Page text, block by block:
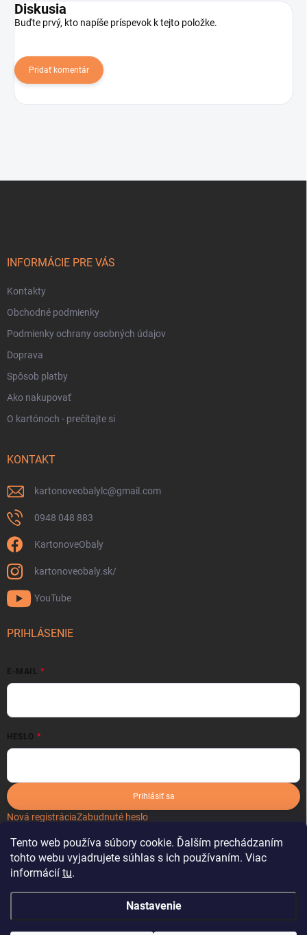
Tento web používa súbory cookie. Ďalším prechádzaním
tohto webu vyjadrujete súhlas s ich používaním. Viac
informácií tu.
Nastavenie
Diskusia
Buďte prvý, kto napíše príspevok k tejto položke.
Pridať komentár
INFORMÁCIE PRE VÁS
Kontakty
Obchodné podmienky
Podmienky ochrany osobných údajov
Doprava
Spôsob platby
Ako nakupovať
O kartónoch - prečítajte si
KONTAKT
kartonoveobalylc@gmail.com
0948 048 883
KartonoveObaly
kartonoveobaly.sk/
YouTube
PRIHLÁSENIE
E-MAIL
HESLO
Prihlásiť sa
Nová registráciaZabudnuté heslo